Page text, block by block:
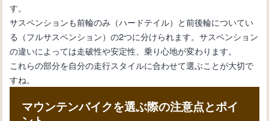
す。
サスペンションも前輪のみ（ハードテイル）と前後輪についてい
る（フルサスペンション）の2つに分けられます。サスペンション
の違いによっては走破性や安定性、乗り心地が変わります。
これらの部分を自分の走行スタイルに合わせて選ぶことが大切で
すね。
マウンテンバイクを選ぶ際の注意点とポイ